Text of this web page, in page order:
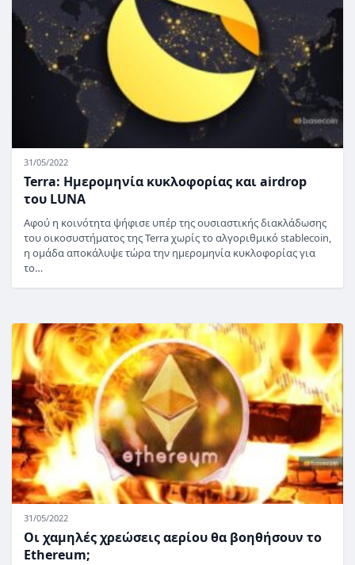
31/05/2022
Terra: Ημερομηνία κυκλοφορίας και airdrop
του LUNA
Αφού η κοινότητα ψήφισε υπέρ της ουσιαστικής διακλάδωσης
του οικοσυστήματος της Terra χωρίς το αλγοριθμικό stablecoin,
η ομάδα αποκάλυψε τώρα την ημερομηνία κυκλοφορίας για
το…
31/05/2022
Οι χαμηλές χρεώσεις αερίου θα βοηθήσουν το
Ethereum;